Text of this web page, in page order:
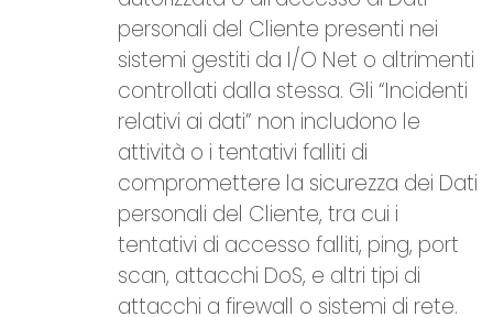
personali del Cliente presenti nei
sistemi gestiti da I/O Net o altrimenti
controllati dalla stessa. Gli “Incidenti
relativi ai dati” non includono le
attività o i tentativi falliti di
compromettere la sicurezza dei Dati
personali del Cliente, tra cui i
tentativi di accesso falliti, ping, port
scan, attacchi DoS, e altri tipi di
attacchi a firewall o sistemi di rete.